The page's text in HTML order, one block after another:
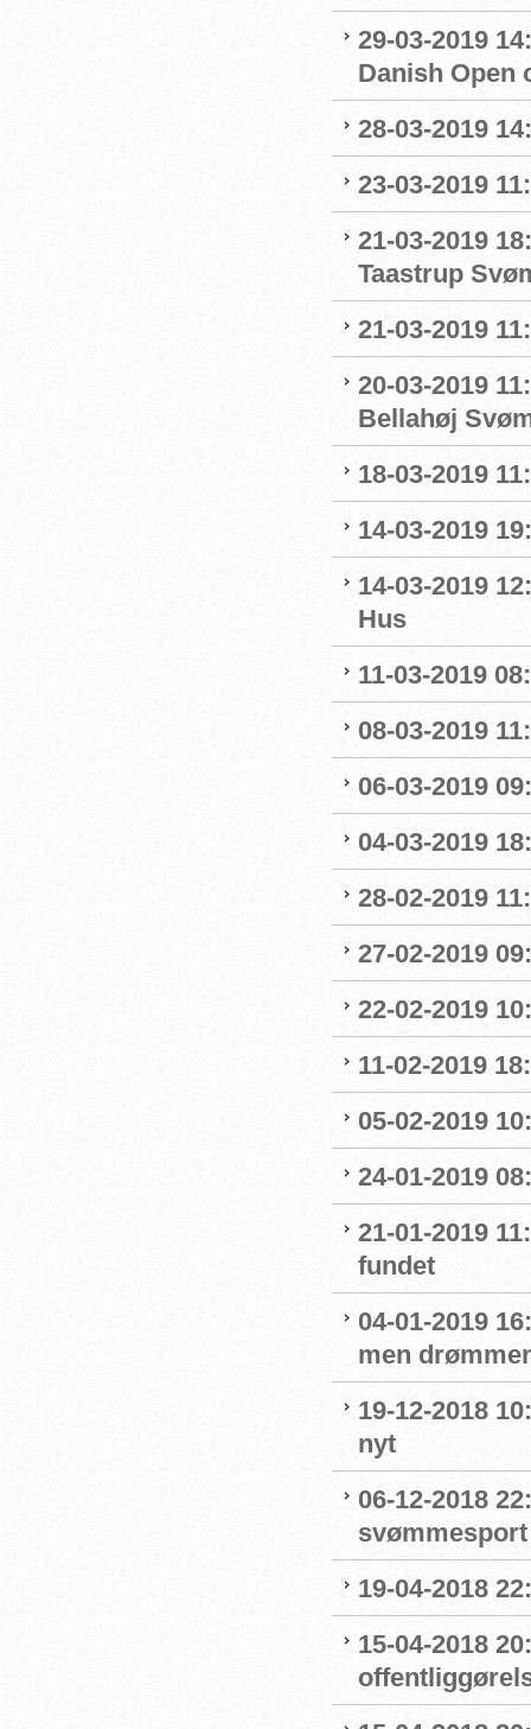
29-03-2019
Danish Open
28-03-2019
23-03-2019
21-03-2019
Taastrup
21-03-2019
20-03-2019
Bellahøj
18-03-2019
14-03-2019
14-03-2019
Hus
11-03-2019
08-03-2019
06-03-2019
04-03-2019
28-02-2019
27-02-2019
22-02-2019
11-02-2019
05-02-2019
24-01-2019
21-01-2019
fundet
04-01-2019
men
19-12-2018
nyt
06-12-2018
svømmesport
19-04-2018
15-04-2018